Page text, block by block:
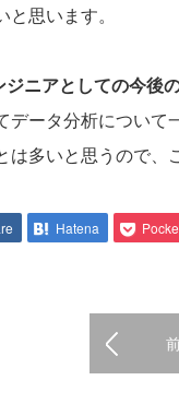
思います。
ニアとしての今後
データ分析について
は多いと思うので、
Hatena